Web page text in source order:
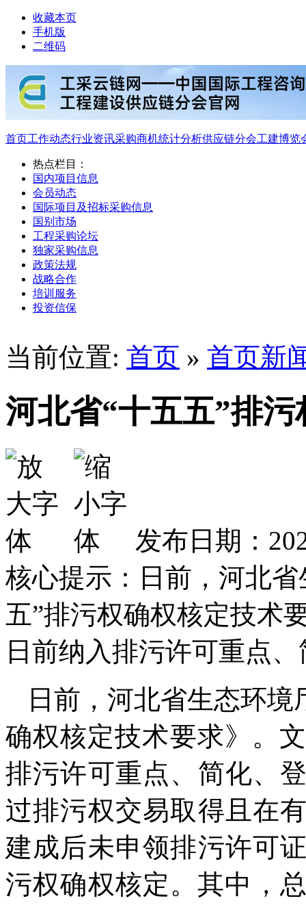
收藏本页
手机版
二维码
首页工作动态行业资讯采购商机统计分析供应链分会工建博览
热点栏目：
国内项目信息
会员动态
国际项目及招标采购信息
国别市场
工程采购论坛
独家采购信息
政策法规
战略合作
培训服务
投资信保
当前位置: 首页 » 首页新
河北省“十五五”排
发布日期：
核心提示：日前，河北
五”排污权确权核定技术
日前纳入排污许可重点
日前，河北省生态环
确权核定技术要求》。
排污许可重点、简化、
过排污权交易取得且在
建成后未申领排污许可
污权确权核定。其中，